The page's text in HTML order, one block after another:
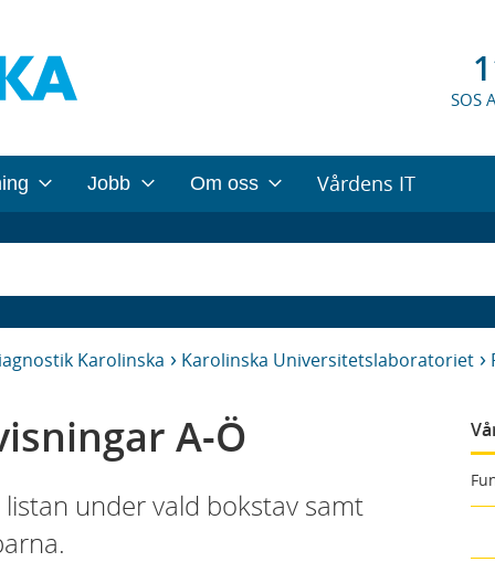
SOS
Jobb Om oss Vårdens IT
Karolinska Karolinska Universitetslaboratoriet
A-Ö
under vald bokstav samt